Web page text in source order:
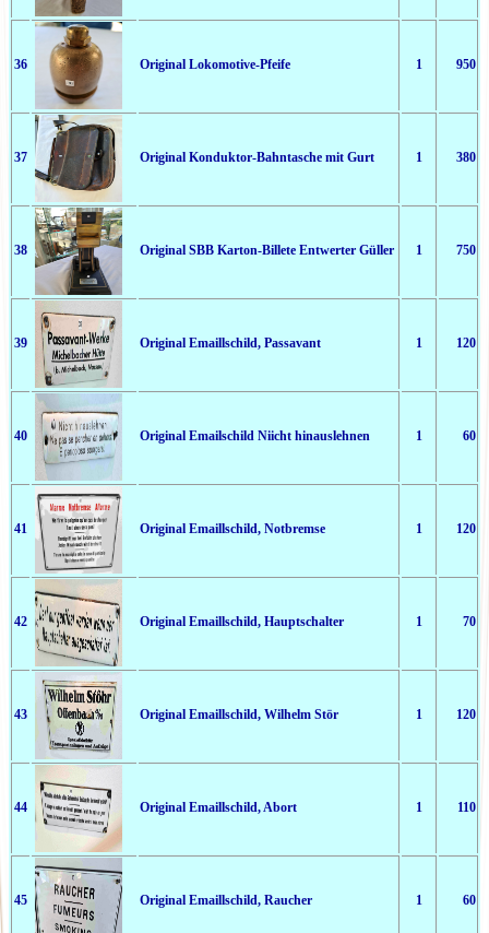
36 Original Lokomotive-Pfeife 1 950
37 Original Konduktor-Bahntasche mit Gurt 1 380
38 Original SBB Karton-Billete Entwerter Güller 1 750
39 Original Emaillschild, Passavant 1 120
40 Original Emailschild Niicht hinauslehnen 1 60
41 Original Emaillschild, Notbremse 1 120
42 Original Emaillschild, Hauptschalter 1 70
43 Original Emaillschild, Wilhelm Stör 1 120
44 Original Emaillschild, Abort 1 110
45 Original Emaillschild, Raucher 1 60